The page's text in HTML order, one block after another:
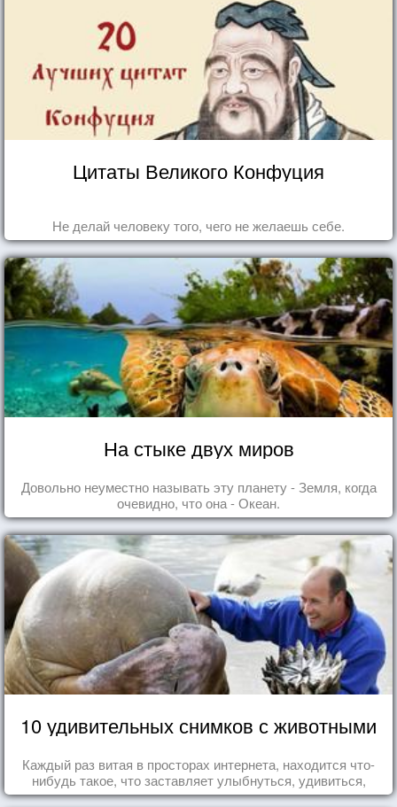
Цитаты Великого Конфуция
Не делай человеку того, чего не желаешь себе.
На стыке двух миров
Довольно неуместно называть эту планету - Земля, когда
очевидно, что она - Океан.
10 удивительных снимков с животными
Каждый раз витая в просторах интернета, находится что-
нибудь такое, что заставляет улыбнуться, удивиться,
восхититься...